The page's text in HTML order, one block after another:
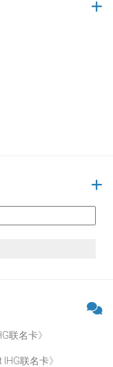
联名卡》
IHG联名卡》